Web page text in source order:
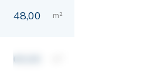
48,00 m²
00,00